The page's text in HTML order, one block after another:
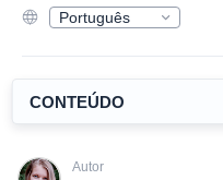
Português
Русский
Español
Polski
Autor
CONTEÚDO